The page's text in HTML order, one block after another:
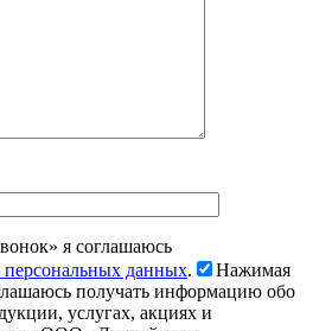
я соглашаюсь
персональных данных.
Нажимая
получать информацию обо
услугах, акциях и